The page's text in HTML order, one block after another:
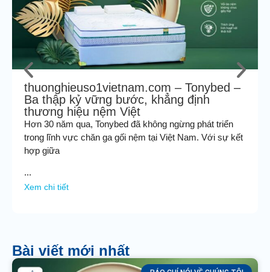
thuonghieuso1vietnam.com – Tonybed –
Ba thập kỷ vững bước, khẳng định
thương hiệu nệm Việt
Hơn 30 năm qua, Tonybed đã không ngừng phát triển
trong lĩnh vực chăn ga gối nệm tại Việt Nam. Với sự kết
hợp giữa
...
Xem chi tiết
Bài viết mới nhất